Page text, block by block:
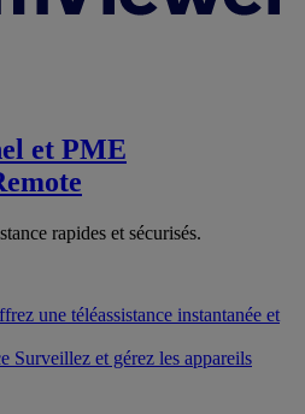
et PME
rapides et sécurisés.
une téléassistance instantanée et
Surveillez et gérez les appareils